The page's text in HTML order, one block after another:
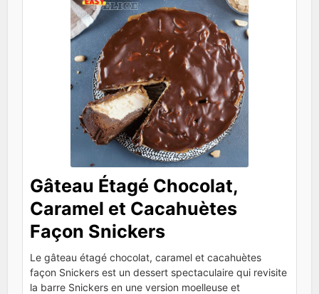
Gâteau Étagé Chocolat,
Caramel et Cacahuètes
Façon Snickers
Le gâteau étagé chocolat, caramel et cacahuètes
façon Snickers est un dessert spectaculaire qui revisite
la barre Snickers en une version moelleuse et